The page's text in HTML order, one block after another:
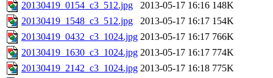
20130419_0154_c3_512.jpg
2013-05-17 16:16 148K
20130419_1548_c3_512.jpg
2013-05-17 16:17 154K
20130419_0432_c3_1024.jpg 2013-05-17 16:17 766K
20130419_1630_c3_1024.jpg 2013-05-17 16:17 774K
20130419_2142_c3_1024.jpg 2013-05-17 16:18 775K